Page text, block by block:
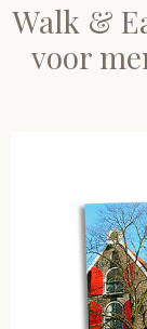
Walk &
voor